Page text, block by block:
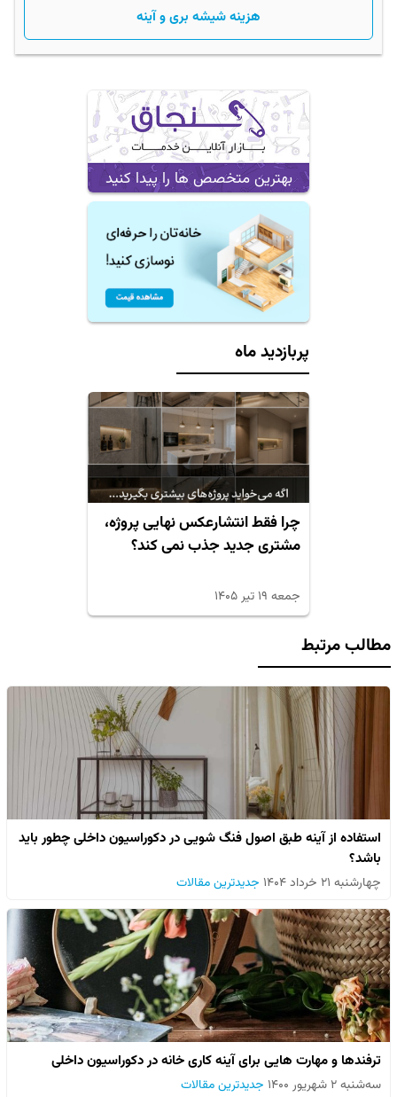
هزینه شیشه بری و آینه
بهترین متخصص ها را پیدا کنید
پربازدید ماه
چرا فقط انتشارعکس نهایی پروژه،
مشتری جدید جذب نمی کند؟
جمعه ۱۹ تیر ۱۴۰۵
مطالب مرتبط
استفاده از آینه طبق اصول فنگ شویی در دکوراسیون داخلی چطور باید
باشد؟
چهارشنبه ۲۱ خرداد ۱۴۰۴ جدیدترین مقالات
ترفندها و مهارت هایی برای آینه کاری خانه در دکوراسیون داخلی
سه‌شنبه ۲ شهریور ۱۴۰۰ جدیدترین مقالات